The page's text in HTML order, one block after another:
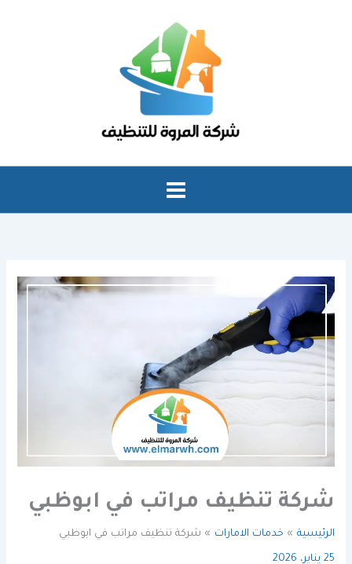
شركة تنظيف مراتب في ابوظبي
الرئيسية خدمات الامارات شركة تنظيف مراتب في ابوظبي
25 يناير، 2026